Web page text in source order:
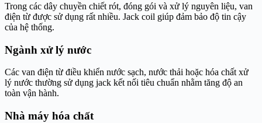
Trong các dây chuyền chiết rót, đóng gói và xử lý nguyên liệu, van
điện từ được sử dụng rất nhiều. Jack coil giúp đảm bảo độ tin cậy
của hệ thống.
Ngành xử lý nước
Các van điện từ điều khiển nước sạch, nước thải hoặc hóa chất xử
lý nước thường sử dụng jack kết nối tiêu chuẩn nhằm tăng độ an
toàn vận hành.
Nhà máy hóa chất